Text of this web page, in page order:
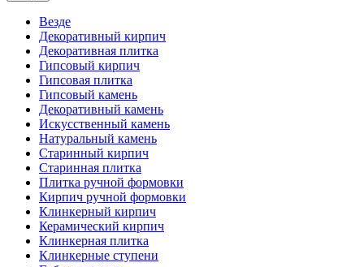
Везде
Декоративный кирпич
Декоративная плитка
Гипсовый кирпич
Гипсовая плитка
Гипсовый камень
Декоративный камень
Искусственный камень
Натуральный камень
Старинный кирпич
Старинная плитка
Плитка ручной формовки
Кирпич ручной формовки
Клинкерный кирпич
Керамический кирпич
Клинкерная плитка
Клинкерные ступени